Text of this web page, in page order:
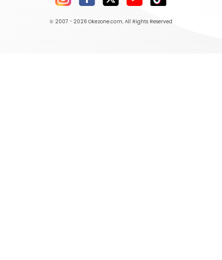
© 2007 - 2026 Okezone.com, All Rights Reserved